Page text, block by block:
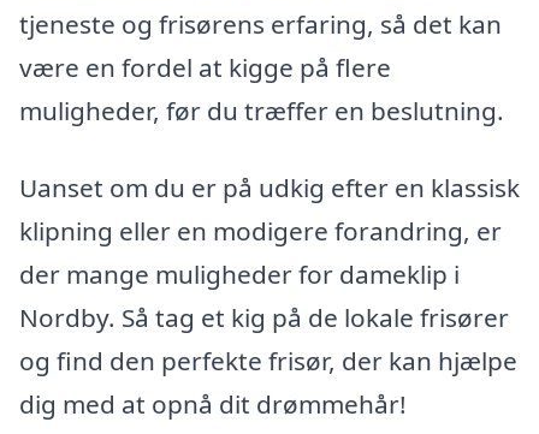
tjeneste og frisørens erfaring, så det kan
være en fordel at kigge på flere
muligheder, før du træffer en beslutning.
Uanset om du er på udkig efter en klassisk
klipning eller en modigere forandring, er
der mange muligheder for dameklip i
Nordby. Så tag et kig på de lokale frisører
og find den perfekte frisør, der kan hjælpe
dig med at opnå dit drømmehår!